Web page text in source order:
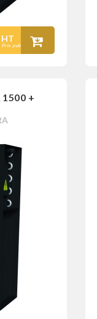
HT
Prix public
1500 +